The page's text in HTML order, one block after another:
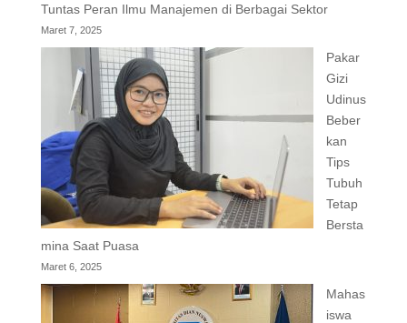
Tuntas Peran Ilmu Manajemen di Berbagai Sektor
Maret 7, 2025
Pakar
Gizi
Udinus
Beber
kan
Tips
Tubuh
Tetap
Bersta
mina Saat Puasa
Maret 6, 2025
Mahas
iswa